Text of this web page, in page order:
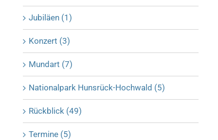
Jubiläen (1)
Konzert (3)
Mundart (7)
Nationalpark Hunsrück-Hochwald (5)
Rückblick (49)
Termine (5)